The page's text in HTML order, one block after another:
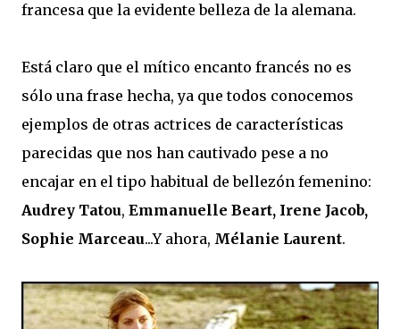
francesa que la evidente belleza de la alemana.
Está claro que el mítico encanto francés no es
sólo una frase hecha, ya que todos conocemos
ejemplos de otras actrices de características
parecidas que nos han cautivado pese a no
encajar en el tipo habitual de bellezón femenino:
Audrey Tatou, Emmanuelle Beart, Irene Jacob,
Sophie Marceau...Y ahora, Mélanie Laurent.